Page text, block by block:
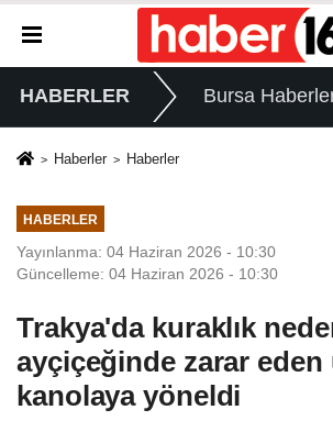
HABERLER Bursa
Haberler Haberler
HABERLER
Yayınlanma: 04 Haziran 2026 - 10:30
Güncelleme: 04 Haziran 2026 - 10:30
Trakya'da kuraklık
ayçiçeğinde zarar eden
kanolaya yöneldi